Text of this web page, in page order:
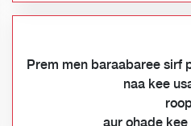
Prem men baraabaree sirf
naa kee
aur ohade